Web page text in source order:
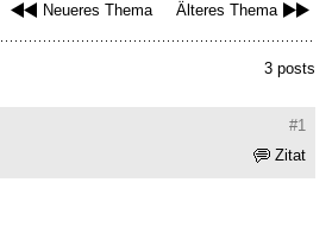
Neueres Thema Älteres Thema
3 posts
#1
Zitat